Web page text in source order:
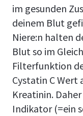
im gesunden
deinem Blut
Niere:n halten
Blut so im
Filterfunktion
Cystatin C Wert
Kreatinin.
Indikator (=ein